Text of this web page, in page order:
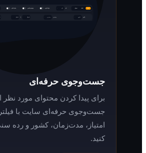
جست‌وجوی حرفه‌ای
برای پیدا کردن محتوای مورد نظر از
جست‌وجوی حرفه‌ای سایت با فیلتر سال، ژانر،
امتیاز، مدت‌زمان، کشور و رده سنی استفاده